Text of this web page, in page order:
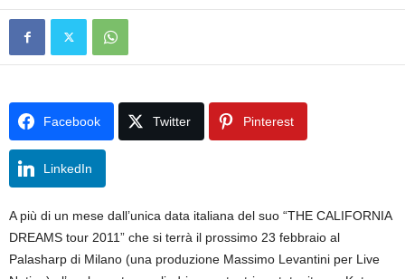
Facebook Twitter Pinterest
LinkedIn
A più di un mese dall’unica data italiana del suo “THE CALIFORNIA
DREAMS tour 2011” che si terrà il prossimo 23 febbraio al
Palasharp di Milano (una produzione Massimo Levantini per Live